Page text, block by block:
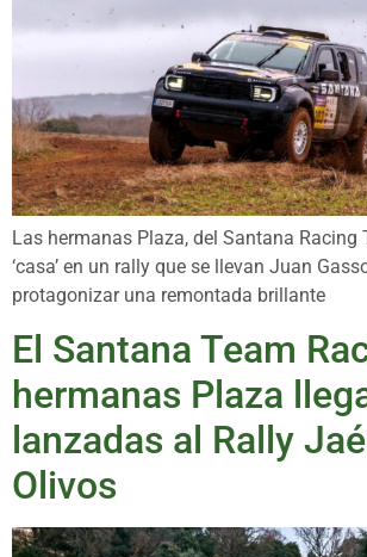
Las hermanas Plaza, del Santana Racing
‘casa’ en un rally que se llevan Juan
protagonizar una remontada brillante
El Santana Team
hermanas Plaza
lanzadas al Rally
Olivos